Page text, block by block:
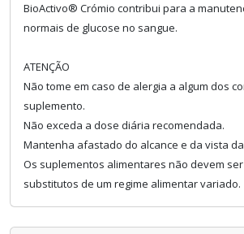
BioActivo® Crómio contribui para a
normais de glucose no sangue.
ATENÇÃO
Não tome em caso de alergia a algum dos
suplemento.
Não exceda a dose diária recomendada.
Mantenha afastado do alcance e da vista
Os suplementos alimentares não devem
substitutos de um regime alimentar variado.